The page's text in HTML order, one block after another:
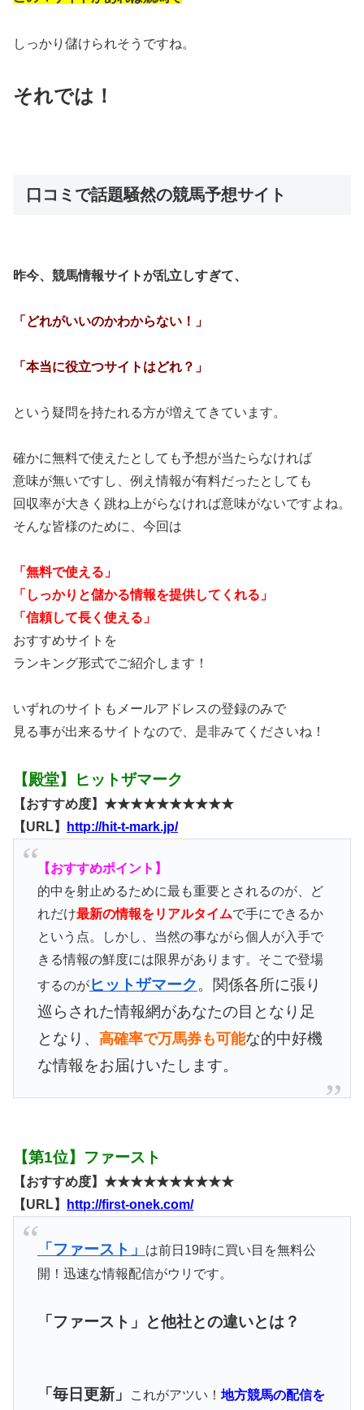
しっかり儲けられそうですね。
それでは！
口コミで話題騒然の競馬予想サイト
昨今、競馬情報サイトが乱立しすぎて、
「どれがいいのかわからない！」
「本当に役立つサイトはどれ？」
という疑問を持たれる方が増えてきています。
確かに無料で使えたとしても予想が当たらなければ
意味が無いですし、例え情報が有料だったとしても
回収率が大きく跳ね上がらなければ意味がないですよね。
そんな皆様のために、今回は
「無料で使える」
「しっかりと儲かる情報を提供してくれる」
「信頼して長く使える」
おすすめサイトを
ランキング形式でご紹介します！
いずれのサイトもメールアドレスの登録のみで
見る事が出来るサイトなので、是非みてくださいね！
【殿堂】ヒットザマーク
【おすすめ度】★★★★★★★★★★
【URL】
http://hit-t-mark.jp/
【おすすめポイント】
的中を射止めるために最も重要とされるのが、ど
れだけ最新の情報をリアルタイムで手にできるか
という点。しかし、当然の事ながら個人が入手で
きる情報の鮮度には限界があります。そこで登場
するのがヒットザマーク。関係各所に張り
巡らされた情報網があなたの目となり足
となり、 高確率で万馬券も可能な的中好機
な情報をお届けいたします。
【第1位】ファースト
【おすすめ度】★★★★★★★★★★
【URL】
http://first-onek.com/
「ファースト」
は前日19時に買い目を無料公
開！迅速な情報配信がウリです。
「ファースト」と他社との違いとは？
「毎日更新」 これがアツい！ 地方競馬の配信を